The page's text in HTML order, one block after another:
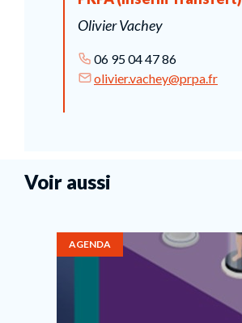
Olivier Vachey
06 95 04 47 86
olivier.vachey@prpa.fr
Voir aussi
AGENDA